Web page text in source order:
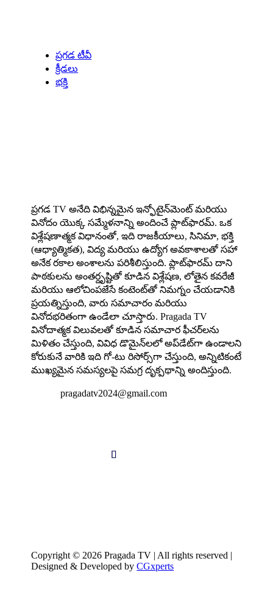
ప్రగడ టీవీ
క్రీడలు
భక్తి
ప్రగడ TV అనేది విభిన్నమైన ఇన్ఫోటైన్‌మెంట్ మరియు
వినోదం యొక్క సమ్మేళనాన్ని అందించే ప్లాట్‌ఫారమ్. ఒక
విశ్లేషణాత్మక విధానంతో, ఇది రాజకీయాలు, సినిమా, భక్తి
(ఆధ్యాత్మికత), విద్య మరియు ఉద్యోగ అవకాశాలతో సహా
అనేక రకాల అంశాలను పరిశీలిస్తుంది. ప్లాట్‌ఫారమ్ దాని
పాఠకులను అంతర్దృష్టితో కూడిన విశ్లేషణ, లోతైన కవరేజీ
మరియు ఆలోచింపజేసే కంటెంట్‌తో నిమగ్నం చేయడానికి
ప్రయత్నిస్తుంది, వారు సమాచారం మరియు
వినోదభరితంగా ఉండేలా చూస్తారు. Pragada TV
వినోదాత్మక విలువలతో కూడిన సమాచార ఫీచర్‌లను
మిళితం చేస్తుంది, వివిధ డొమైన్‌లలో అప్‌డేట్‌గా ఉండాలని
కోరుకునే వారికి ఇది గో-టు రిసోర్స్‌గా చేస్తుంది, అన్నిటికంటే
ముఖ్యమైన సమస్యలపై సమగ్ర దృక్పథాన్ని అందిస్తుంది.
pragadatv2024@gmail.com
Copyright © 2026 Pragada TV | All rights reserved |
Designed & Developed byCGxperts